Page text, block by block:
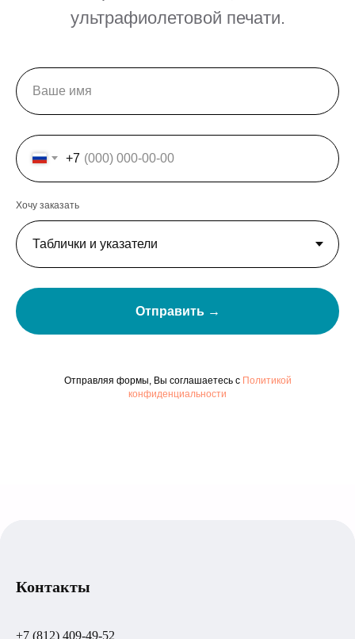
ультрафиолетовой печати.
+7
Хочу заказать
Отправить →
Отправляя формы, Вы соглашаетесь с Политикой
конфиденциальности
Контакты
+7 (812) 409-49-52